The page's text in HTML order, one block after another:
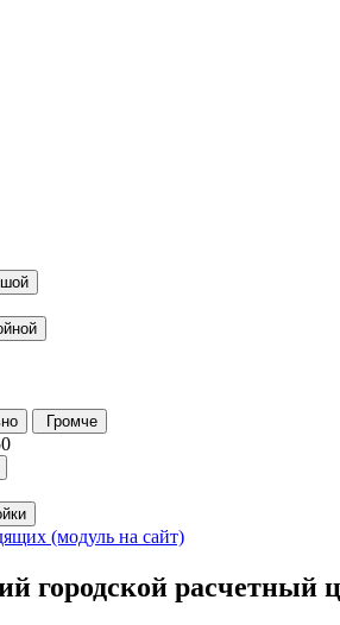
Громче
(модуль на сайт)
городской расчетный